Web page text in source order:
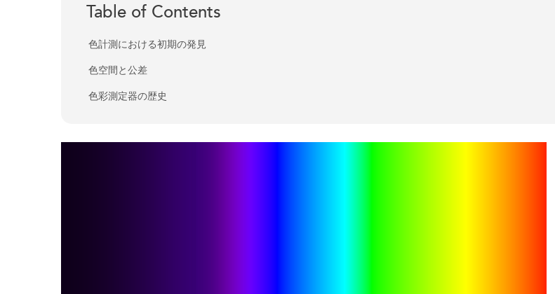
Table of Contents
色計測における初期の発見
色空間と公差
色彩測定器の歴史